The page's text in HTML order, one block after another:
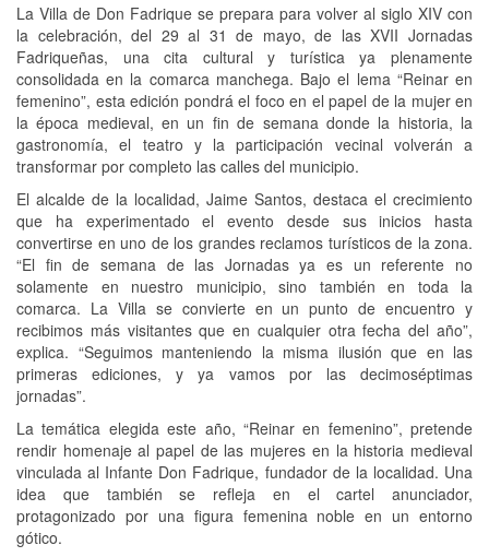
La Villa de Don Fadrique se prepara para volver al siglo XIV con
la celebración, del 29 al 31 de mayo, de las XVII Jornadas
Fadriqueñas, una cita cultural y turística ya plenamente
consolidada en la comarca manchega. Bajo el lema “Reinar en
femenino”, esta edición pondrá el foco en el papel de la mujer en
la época medieval, en un fin de semana donde la historia, la
gastronomía, el teatro y la participación vecinal volverán a
transformar por completo las calles del municipio.
El alcalde de la localidad, Jaime Santos, destaca el crecimiento
que ha experimentado el evento desde sus inicios hasta
convertirse en uno de los grandes reclamos turísticos de la zona.
“El fin de semana de las Jornadas ya es un referente no
solamente en nuestro municipio, sino también en toda la
comarca. La Villa se convierte en un punto de encuentro y
recibimos más visitantes que en cualquier otra fecha del año”,
explica. “Seguimos manteniendo la misma ilusión que en las
primeras ediciones, y ya vamos por las decimoséptimas
jornadas”.
La temática elegida este año, “Reinar en femenino”, pretende
rendir homenaje al papel de las mujeres en la historia medieval
vinculada al Infante Don Fadrique, fundador de la localidad. Una
idea que también se refleja en el cartel anunciador,
protagonizado por una figura femenina noble en un entorno
gótico.